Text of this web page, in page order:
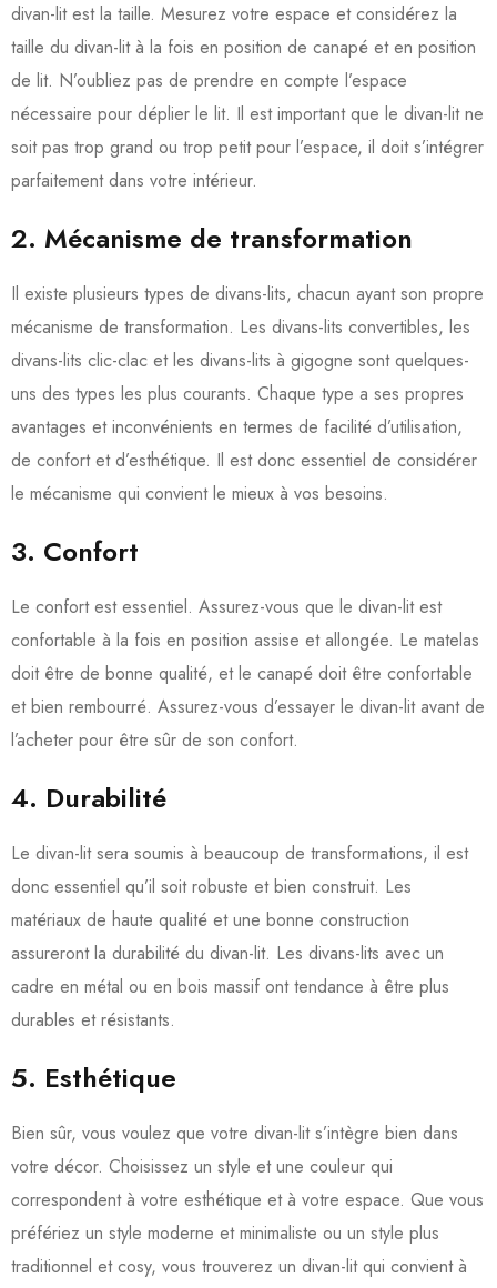
divan-lit est la taille. Mesurez votre espace et considérez la
taille du divan-lit à la fois en position de canapé et en position
de lit. N’oubliez pas de prendre en compte l’espace
nécessaire pour déplier le lit. Il est important que le divan-lit ne
soit pas trop grand ou trop petit pour l’espace, il doit s’intégrer
parfaitement dans votre intérieur.
2. Mécanisme de transformation
Il existe plusieurs types de divans-lits, chacun ayant son propre
mécanisme de transformation. Les divans-lits convertibles, les
divans-lits clic-clac et les divans-lits à gigogne sont quelques-
uns des types les plus courants. Chaque type a ses propres
avantages et inconvénients en termes de facilité d’utilisation,
de confort et d’esthétique. Il est donc essentiel de considérer
le mécanisme qui convient le mieux à vos besoins.
3. Confort
Le confort est essentiel. Assurez-vous que le divan-lit est
confortable à la fois en position assise et allongée. Le matelas
doit être de bonne qualité, et le canapé doit être confortable
et bien rembourré. Assurez-vous d’essayer le divan-lit avant de
l’acheter pour être sûr de son confort.
4. Durabilité
Le divan-lit sera soumis à beaucoup de transformations, il est
donc essentiel qu’il soit robuste et bien construit. Les
matériaux de haute qualité et une bonne construction
assureront la durabilité du divan-lit. Les divans-lits avec un
cadre en métal ou en bois massif ont tendance à être plus
durables et résistants.
5. Esthétique
Bien sûr, vous voulez que votre divan-lit s’intègre bien dans
votre décor. Choisissez un style et une couleur qui
correspondent à votre esthétique et à votre espace. Que vous
préfériez un style moderne et minimaliste ou un style plus
traditionnel et cosy, vous trouverez un divan-lit qui convient à